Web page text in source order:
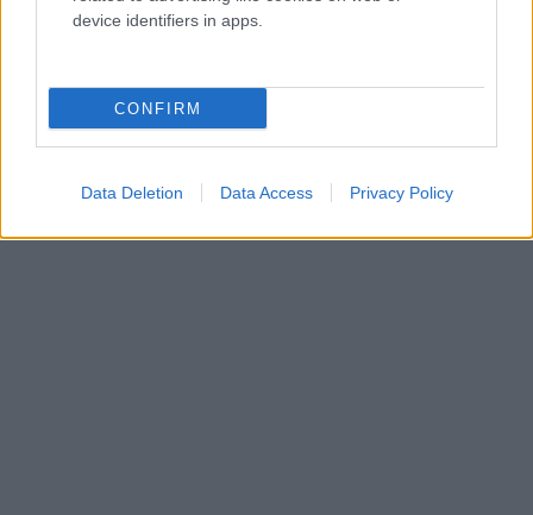
device identifiers in apps.
CONFIRM
Data Deletion Data Access Privacy Policy